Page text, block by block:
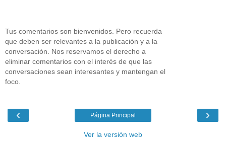
Tus comentarios son bienvenidos. Pero recuerda
que deben ser relevantes a la publicación y a la
conversación. Nos reservamos el derecho a
eliminar comentarios con el interés de que las
conversaciones sean interesantes y mantengan el
foco.
‹ ›
Página Principal
Ver la versión web